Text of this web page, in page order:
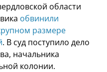
области
обвинили
размере
. В суд поступило дело
начальника
колонии.